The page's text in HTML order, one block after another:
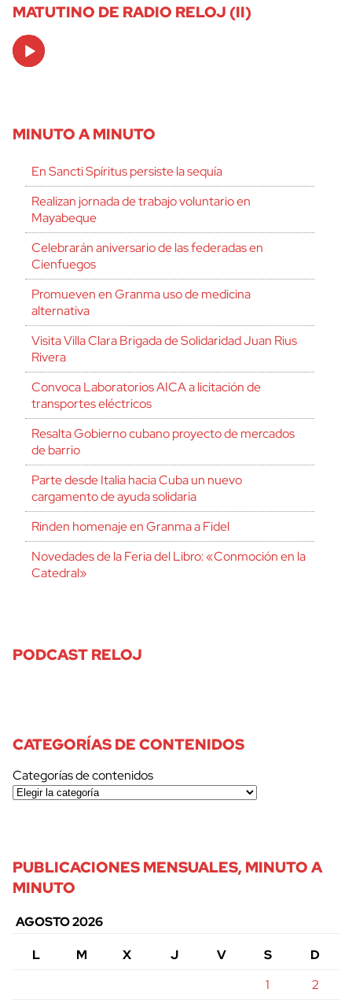
MATUTINO DE RADIO RELOJ (II)
Audio
Player
MINUTO A MINUTO
En Sancti Spíritus persiste la sequía
Realizan jornada de trabajo voluntario en
Mayabeque
Celebrarán aniversario de las federadas en
Cienfuegos
Promueven en Granma uso de medicina
alternativa
Visita Villa Clara Brigada de Solidaridad Juan Rius
Rivera
Convoca Laboratorios AICA a licitación de
transportes eléctricos
Resalta Gobierno cubano proyecto de mercados
de barrio
Parte desde Italia hacia Cuba un nuevo
cargamento de ayuda solidaria
Rinden homenaje en Granma a Fidel
Novedades de la Feria del Libro: «Conmoción en la
Catedral»
PODCAST RELOJ
CATEGORÍAS DE CONTENIDOS
Categorías de contenidos
PUBLICACIONES MENSUALES, MINUTO A
MINUTO
AGOSTO 2026
L
M X J V S
D
1
2